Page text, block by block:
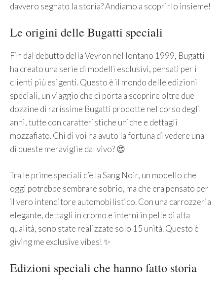
davvero segnato la storia? Andiamo a scoprirlo insieme!
Le origini delle Bugatti speciali
Fin dal debutto della Veyron nel lontano 1999, Bugatti
ha creato una serie di modelli esclusivi, pensati per i
clienti più esigenti. Questo è il mondo delle edizioni
speciali, un viaggio che ci porta a scoprire oltre due
dozzine di rarissime Bugatti prodotte nel corso degli
anni, tutte con caratteristiche uniche e dettagli
mozzafiato. Chi di voi ha avuto la fortuna di vedere una
di queste meraviglie dal vivo? 😍
Tra le prime speciali c’è la Sang Noir, un modello che
oggi potrebbe sembrare sobrio, ma che era pensato per
il vero intenditore automobilistico. Con una carrozzeria
elegante, dettagli in cromo e interni in pelle di alta
qualità, sono state realizzate solo 15 unità. Questo è
giving me exclusive vibes! ✨
Edizioni speciali che hanno fatto storia